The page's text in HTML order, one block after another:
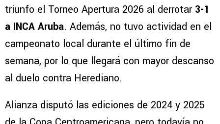
triunfo el Torneo Apertura 2026 al derrotar 3-1
a INCA Aruba. Además, no tuvo actividad en el
campeonato local durante el último fin de
semana, por lo que llegará con mayor descanso
al duelo contra Herediano.
Alianza disputó las ediciones de 2024 y 2025